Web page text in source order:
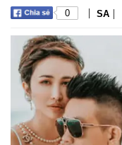
0 | SA |